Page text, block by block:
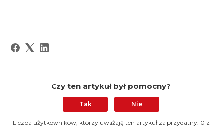
Czy ten artykuł był pomocny?
Tak Nie
Liczba użytkowników, którzy uważają ten artykuł za przydatny: 0 z